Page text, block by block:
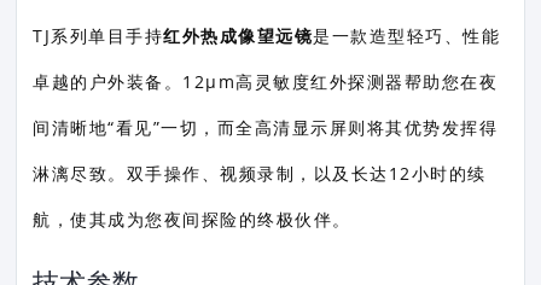
TJ系列单目手持红外热成像望远镜是一款造型轻巧、性能
卓越的户外装备。12μm高灵敏度红外探测器帮助您在夜
间清晰地“看见”一切，而全高清显示屏则将其优势发挥得
淋漓尽致。双手操作、视频录制，以及长达12小时的续
航，使其成为您夜间探险的终极伙伴。